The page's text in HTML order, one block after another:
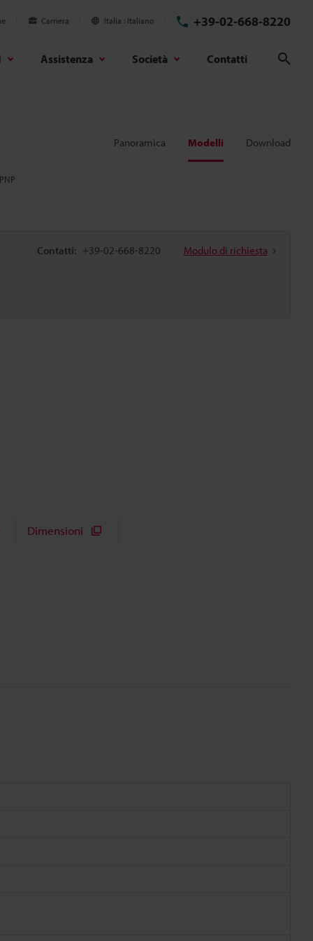
Carriera Italia Italiano +39-02-668-8220
Assistenza Società Contatti
Panoramica Modelli Download
Contatti: +39-02-668-8220 Modulo di richiesta
Dimensioni